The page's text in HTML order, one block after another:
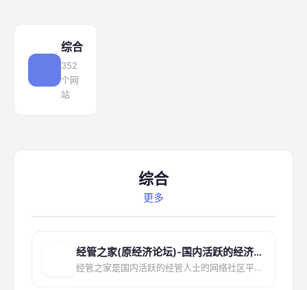
综合
352
个网
站
综合
更多
经管之家(原经济论坛)-国内活跃的经济、管理、金融、统计...
经管之家是国内活跃的经管人士的网络社区平台，每个学经济学和管理学的都应该有个论坛帐号。